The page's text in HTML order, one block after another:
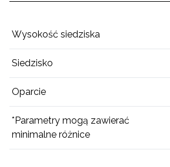
Wysokość siedziska
Siedzisko
Oparcie
*Parametry mogą zawierać
minimalne różnice